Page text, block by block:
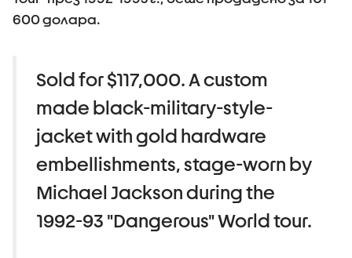
600 долара.
Sold for $117,000. A custom
made black-military-style-
jacket with gold hardware
embellishments, stage-worn by
Michael Jackson during the
1992-93 "Dangerous" World tour.